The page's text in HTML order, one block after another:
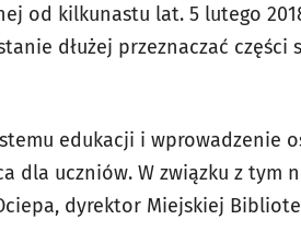
od kilkunastu lat. 5 lutego
dłużej przeznaczać
edukacji i wprowadzenie
dla uczniów. W związku z tym
dyrektor Miejskiej